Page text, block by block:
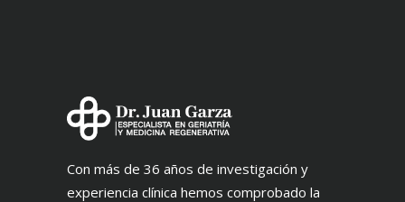
Con más de 36 años de investigación y
experiencia clínica hemos comprobado la